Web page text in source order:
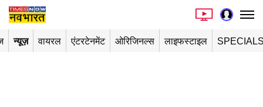
न्यूज़ वायरल एंटरटेनमेंट ओरिजिनल्स लाइफस्टाइल